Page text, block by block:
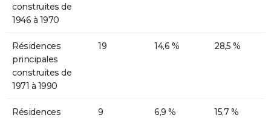
construites de
1946 à 1970
Résidences
principales
construites de
1971 à 1990
19 14,6 % 28,5 %
Résidences
9 6,9 % 15,7 %